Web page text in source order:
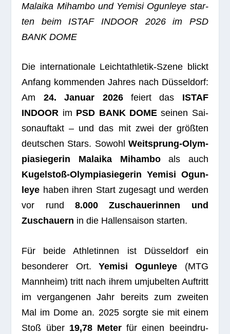
Malaika Mihambo und Yemisi Ogun­leye star­
ten beim ISTAF INDOOR 2026 im PSD
BANK DOME
Die inter­na­tio­nale Leicht­ath­le­tik-Szene blickt
Anfang kom­men­den Jah­res nach Düs­sel­dorf:
Am 24. Januar 2026fei­ert das ISTAF
INDOOR im PSD BANK DOMEsei­nen Sai­
son­auf­takt – und das mit zwei der größ­ten
deut­schen Stars. Sowohl Weit­sprung-Olym­
pia­sie­ge­rin Malaika Mihamboals auch
Kugel­stoß-Olym­pia­sie­ge­rin Yemisi Ogun­
leye haben ihren Start zuge­sagt und wer­den
vor rund 8.000 Zuschaue­rin­nen und
Zuschau­ern in die Hal­len­sai­son starten.
Für beide Ath­le­tin­nen ist Düs­sel­dorf ein
beson­de­rer Ort. Yemisi Ogun­leye (MTG
Mann­heim) tritt nach ihrem umju­bel­ten Auf­tritt
im ver­gan­ge­nen Jahr bereits zum zwei­ten
Mal im Dome an. 2025 sorgte sie mit einem
Stoß über 19,78 Meter für einen beein­dru­